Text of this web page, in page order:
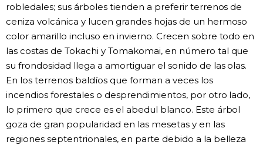
robledales; sus árboles tienden a preferir terrenos de
ceniza volcánica y lucen grandes hojas de un hermoso
color amarillo incluso en invierno. Crecen sobre todo en
las costas de Tokachi y Tomakomai, en número tal que
su frondosidad llega a amortiguar el sonido de las olas.
En los terrenos baldíos que forman a veces los
incendios forestales o desprendimientos, por otro lado,
lo primero que crece es el abedul blanco. Este árbol
goza de gran popularidad en las mesetas y en las
regiones septentrionales, en parte debido a la belleza